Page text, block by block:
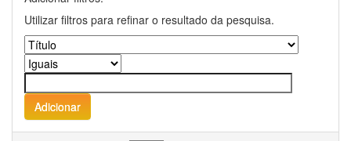
Utilizar filtros para refinar o resultado da pesquisa.